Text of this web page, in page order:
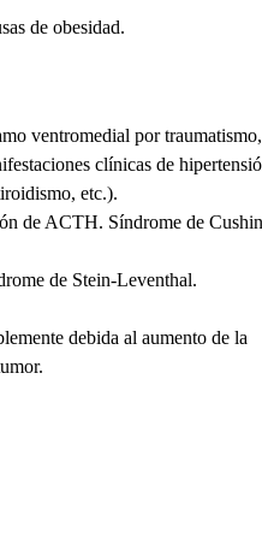
de obesidad.
ventromedial por traumatismo,
clínicas de
etc.).
de ACTH. Síndrome de
de Stein-Leventhal.
debida al aumento de la